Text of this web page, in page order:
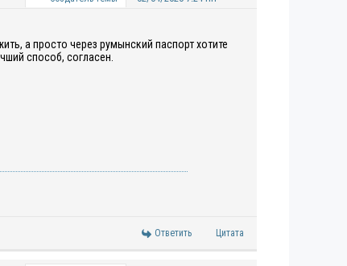
а просто через румынский паспорт хотите
способ, согласен.
Ответить Цитата